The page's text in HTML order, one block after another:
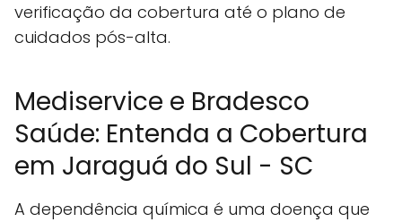
verificação da cobertura até o plano de
cuidados pós-alta.
Mediservice e Bradesco
Saúde: Entenda a Cobertura
em Jaraguá do Sul - SC
A dependência química é uma doença que